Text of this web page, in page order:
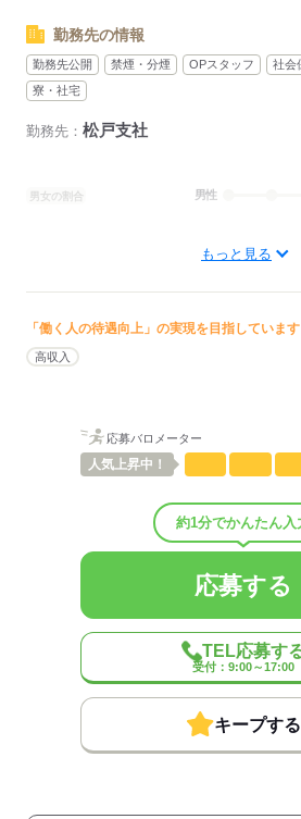
【1】施設警備
・10：15～翌10：30（休憩8h 実働
【2】駐車場警備
・11：00～20：00（休憩1h 実働8h）
勤務先の情報
勤務先公開 禁煙・分煙 OPスタッフ 社会
寮・社宅
勤務先： 松戸支社
男女の割合 男性
ひとりで
配属先部署：
男女比
待遇・福利厚生：
◆日払い、10日払いOK
◆個室寮完備←現場近辺で用意してます（
◆社会保険加入OK
◆別途資格手当有り
交通誘導警備検定 月2万円
施設警備検定1級 月1万円・2級 月5千円
≪友達紹介キャンペーン≫
◎ご紹介いただいたお友達が
50日勤務達成後に10万円プレゼント！
※何人でもOKです.
もっと見る
「働く人の待遇向上」の実現を目指しています
高収入
応募バロメーター
人気上昇中！
約1分でかんたん入
応募する
TEL応募す
受付：9:00～17:00
キープする